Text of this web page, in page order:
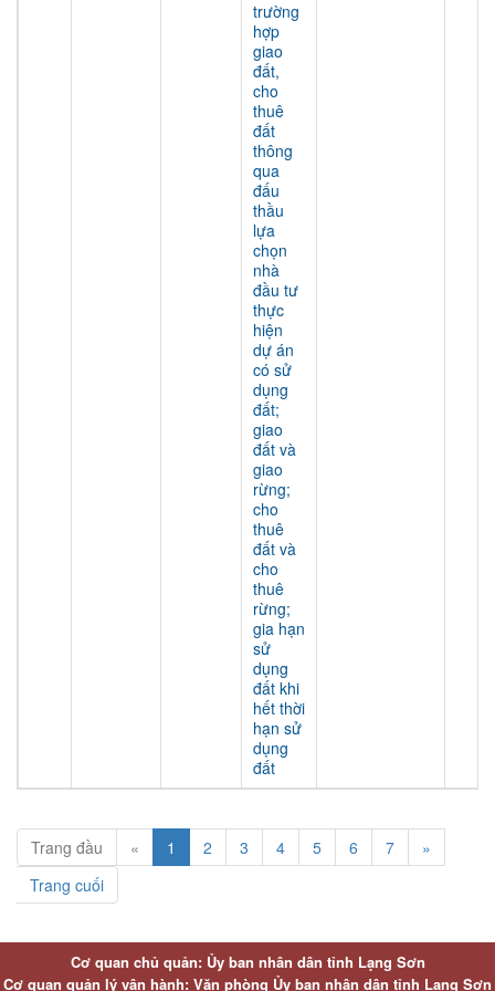
trường
hợp
giao
đất,
cho
thuê
đất
thông
qua
đấu
thầu
lựa
chọn
nhà
đầu tư
thực
hiện
dự án
có sử
dụng
đất;
giao
đất và
giao
rừng;
cho
thuê
đất và
cho
thuê
rừng;
gia hạn
sử
dụng
đất khi
hết thời
hạn sử
dụng
đất
Trang đầu « 1 2 3 4 5 6 7
»
Trang cuối
Cơ quan chủ quản: Ủy ban nhân dân tỉnh Lạng Sơn
Cơ quan quản lý vận hành: Văn phòng Ủy ban nhân dân tỉnh Lạng Sơn